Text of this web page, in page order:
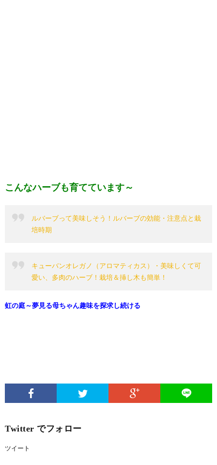
こんなハーブも育てています～
ルバーブって美味しそう！ルバーブの効能・注意点と栽
培時期
キューバンオレガノ（アロマティカス）・美味しくて可
愛い、多肉のハーブ！栽培＆挿し木も簡単！
虹の庭～夢見る母ちゃん趣味を探求し続ける
Twitter でフォロー
ツイート